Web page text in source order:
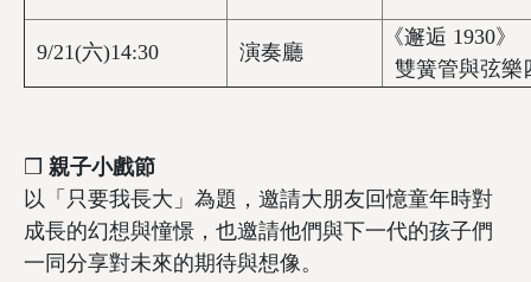
9/21(六)14:30 演奏廳
《邂逅 1930》
雙簧管與弦樂
❒ 親子小戲節
以「只要我長大」為題，邀請大朋友回憶童年時對
成長的幻想與憧憬，也邀請他們與下一代的孩子們
一同分享對未來的期待與想像。